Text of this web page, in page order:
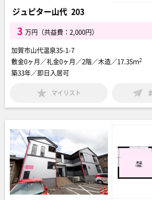
ジュピター山代 203
3 万円（共益費：2,000円）
加賀市山代温泉35-1-7
敷金0ヶ月／礼金0ヶ月／2階／木造／17.35ｍ2
築33年／即日入居可
マイリスト